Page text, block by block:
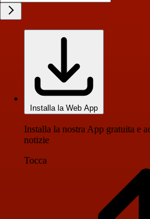
Installa la Web App
Installa la nostra App gratuita e
notizie
Tocca